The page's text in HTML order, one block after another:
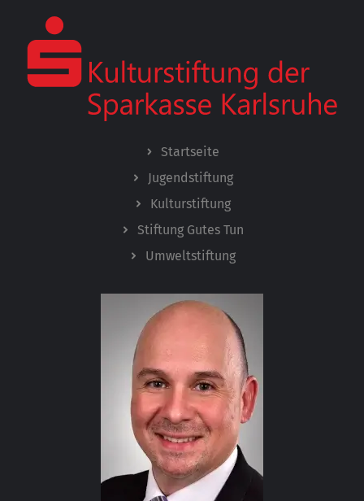
Startseite
Jugendstiftung
Kulturstiftung
Stiftung Gutes Tun
Umweltstiftung